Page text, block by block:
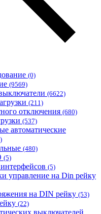
(ЗЗЦМ)
(0)
(9569)
(6622)
(211)
отключения (680)
(537)
автоматические
(480)
(5)
(5)
управление на Din рейку
на DIN рейку (53)
(22)